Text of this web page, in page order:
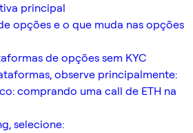
principal
opções e o que muda nas opções
de opções sem KYC
observe principalmente:
comprando uma call de ETH na
selecione: